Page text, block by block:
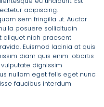
adipiscing.
sem fringilla ut. Auctor
posuere sollicitudin
aliquet nibh praesent
Euismod lacinia at quis
diam quis enim lobortis
dignissim
nullam eget felis eget nunc
faucibus interdum